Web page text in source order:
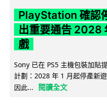
PlayStation 確認
出重要通告 2028
戲
Sony 已在 PS5 主機包裝加貼
計劃：2028 年 1 月起停產新
因此...
閱讀全文